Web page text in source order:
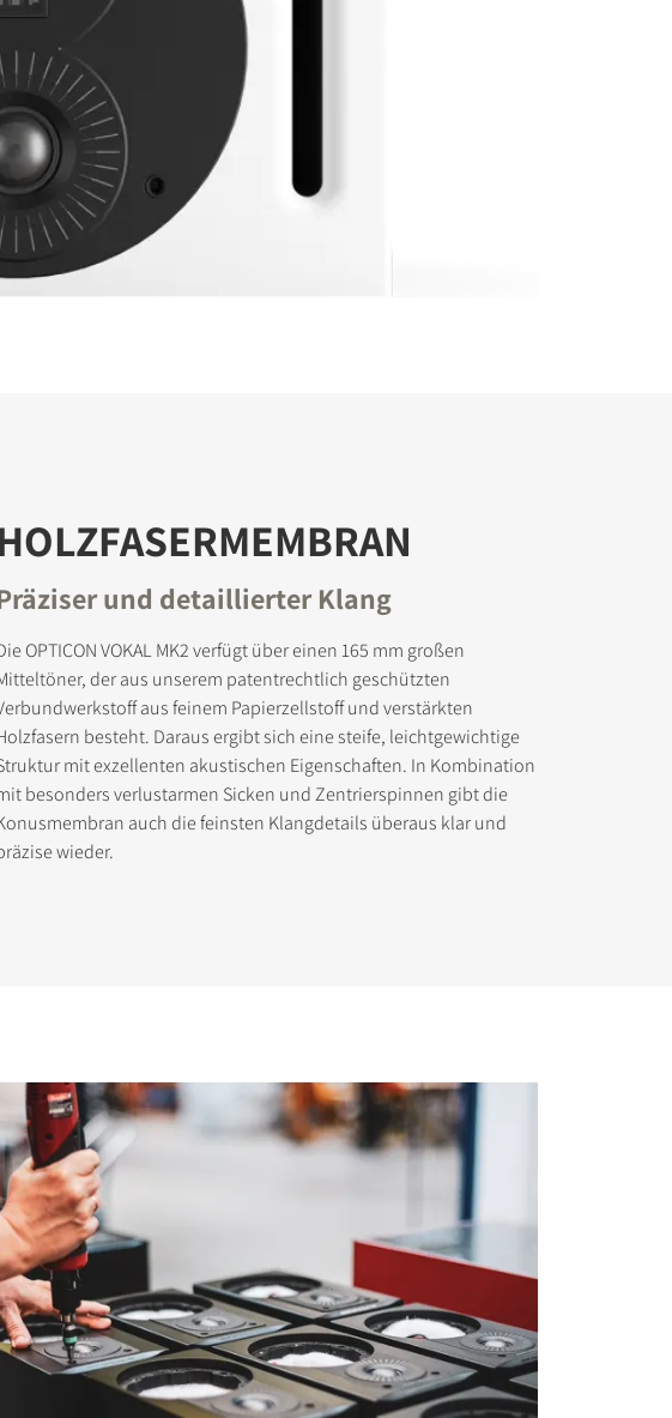
und detaillierter Klang
OPTICON VOKAL MK2 verfügt über einen 165 mm großen
der aus unserem patentrechtlich geschützten
aus feinem Papierzellstoff und verstärkten
besteht. Daraus ergibt sich eine steife, leichtgewichtige
mit exzellenten akustischen Eigenschaften. In Kombination
besonders verlustarmen Sicken und Zentrierspinnen gibt die
auch die feinsten Klangdetails überaus klar und
wieder.